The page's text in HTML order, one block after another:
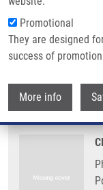
Promotional
They are designed
success of
More info
catastrophe
cells, a
action of